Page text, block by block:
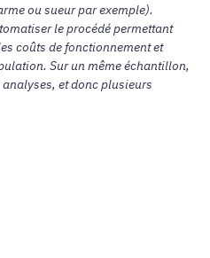
ou sueur par exemple).
le procédé permettant
coûts de fonctionnement et
Sur un même échantillon,
et donc plusieurs